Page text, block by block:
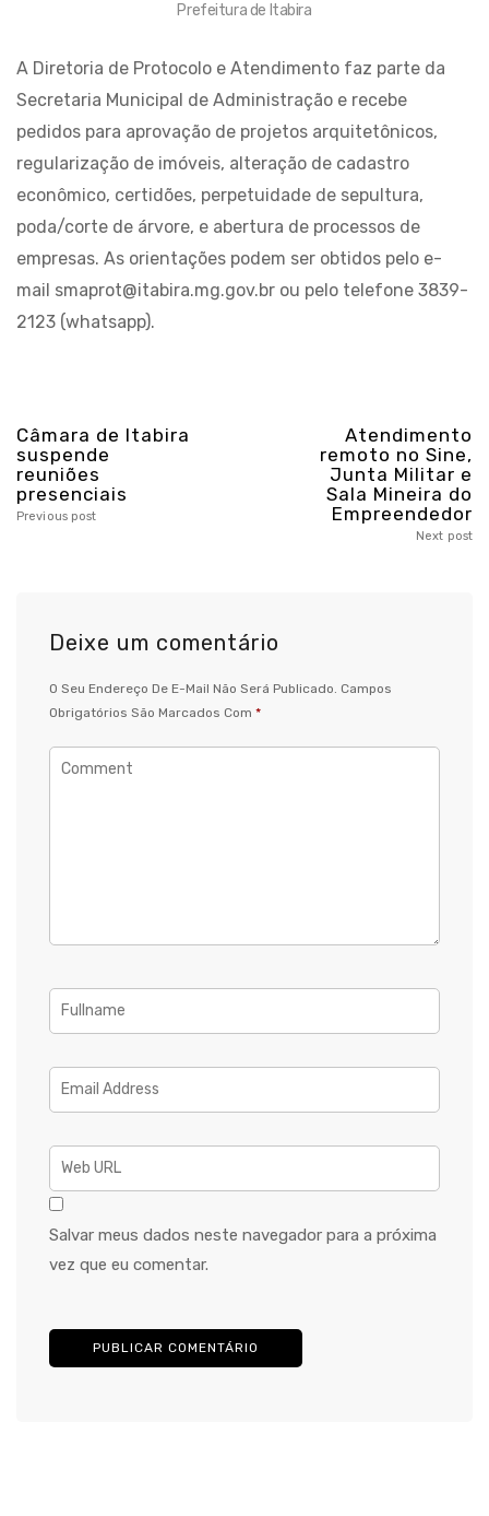
Prefeitura de Itabira
A Diretoria de Protocolo e Atendimento faz parte da
Secretaria Municipal de Administração e recebe
pedidos para aprovação de projetos arquitetônicos,
regularização de imóveis, alteração de cadastro
econômico, certidões, perpetuidade de sepultura,
poda/corte de árvore, e abertura de processos de
empresas. As orientações podem ser obtidos pelo e-
mail smaprot@itabira.mg.gov.br ou pelo telefone 3839-
2123 (whatsapp).
Câmara de Itabira
suspende
reuniões
presenciais
Previous post
Atendimento
remoto no Sine,
Junta Militar e
Sala Mineira do
Empreendedor
Next post
Deixe um comentário
O Seu Endereço De E-Mail Não Será Publicado. Campos
Obrigatórios São Marcados Com *
Salvar meus dados neste navegador para a próxima
vez que eu comentar.